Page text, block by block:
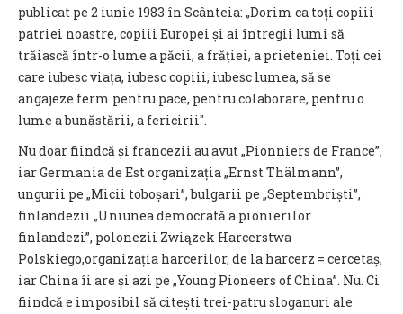
publicat pe 2 iunie 1983 în Scânteia: „Dorim ca toți copiii
patriei noastre, copiii Europei și ai întregii lumi să
trăiască într-o lume a păcii, a frăției, a prieteniei. Toți cei
care iubesc viața, iubesc copiii, iubesc lumea, să se
angajeze ferm pentru pace, pentru colaborare, pentru o
lume a bunăstării, a fericirii".
Nu doar fiindcă și francezii au avut „Pionniers de France”,
iar Germania de Est organizația „Ernst Thälmann”,
ungurii pe „Micii toboșari”, bulgarii pe „Septembriști”,
finlandezii „Uniunea democrată a pionierilor
finlandezi”, polonezii Związek Harcerstwa
Polskiego,organizația harcerilor, de la harcerz = cercetaș,
iar China îi are și azi pe „Young Pioneers of China”. Nu. Ci
fiindcă e imposibil să citești trei-patru sloganuri ale